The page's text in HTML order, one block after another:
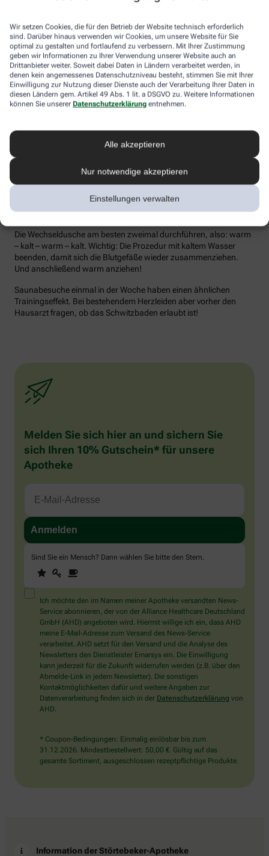
Wir setzen Cookies, die für den Betrieb der Website technisch erforderlich
sind. Darüber hinaus verwenden wir Cookies, um unsere Website für Sie
optimal zu gestalten und fortlaufend zu verbessern. Mit Ihrer Zustimmung
geben wir Informationen zu Ihrer Verwendung unserer Website auch an
Drittanbieter weiter. Soweit dabei Daten in Ländern verarbeitet werden, in
denen kein angemessenes Datenschutzniveau besteht, stimmen Sie mit Ihrer
Einwilligung zur Nutzung dieser Dienste auch der Verarbeitung Ihrer Daten in
diesen Ländern gem. Artikel 49 Abs. 1 lit. a DSGVO zu. Weitere Informationen
können Sie unserer Datenschutzerklärung entnehmen.
Alle akzeptieren
Nur notwendige akzeptieren
Einstellungen verwalten
Wer bei Schmuddelwetter nicht vor die Tür mag, kann sein
Immunsystem mit kalt-warmen Wechselduschen auf Trab
bringen und die Anfälligkeit für Erkältungsinfekte senken. Der
Kältereiz kurbelt die Durchblutung an und bringt den Kreislauf in
Schwung, je regelmäßiger wir ihm ausgesetzt sind, desto
unempfindlicher reagiert der Körper in der kalten Jahreszeit auf
die großen Temperaturunterschiede.
Probieren Sie zum Beispiel die Wechseldusche nach Pfarrer
Kneipp aus: Starten Sie mit einer kurzen, angenehm warmen
Dusche. Anschließend die Wassertemperatur auf kühl bis kalt
stellen und den Wasserstrahl vom rechten Fuß entlang bis zur
Hüfte führen und auf der Innenseite des Oberschenkels wieder
Dann sind die Arme dran: Auch hier geht’s wieder von unten nach
oben, beginnend am rechten Handrücken bis zur Schulter und
Die Wechseldusche am besten zweimal durchführen, also: warm
– kalt – warm – kalt. Wichtig: Die Prozedur mit kaltem Wasser
beenden, damit sich die Blutgefäße wieder zusammenziehen.
Und anschließend warm anziehen!
Saunabesuche einmal in der Woche haben einen ähnlichen
Trainingseffekt. Bei bestehendem Herzleiden aber vorher den
Hausarzt fragen, ob das Schwitzbaden erlaubt ist!
Melden Sie sich hier an und sichern Sie
sich Ihren 10% Gutschein* für unsere
Apotheke
Sind Sie ein Mensch? Dann wählen Sie bitte den Stern.
Sind
Sie
ein
Mensch?
Dann
wählen
Sie
bitte
den
Stern.
1 2
Ich möchte den im Namen meiner Apotheke versandten News-
Service abonnieren, der von der Alliance Healthcare Deutschland
GmbH (AHD) angeboten wird. Hiermit willige ich ein, dass AHD
meine E-Mail-Adresse zum Versand des News-Service
verarbeitet. AHD setzt für den Versand und die Analyse des
Newsletters den Dienstleister Emarsys ein. Die Einwilligung
kann jederzeit für die Zukunft widerrufen werden (z.B. über den
Abmelde-Link in jedem Newsletter). Die sonstigen
Kontaktmöglichkeiten dafür und weitere Angaben zur
Datenverarbeitung finden sich in der Datenschutzerklärung von
AHD.
* Coupon-Bedingungen: Einmalig einlösbar bis zum
31.12.2026. Mindestbestellwert: 50,00 €. Gültig auf das
gesamte Sortiment, ausgeschlossen rezeptpflichtige Produkte.
Information der Störtebeker-Apotheke